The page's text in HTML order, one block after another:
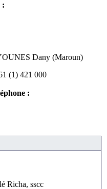
:
Dany (Maroun)
(1) 421 000
:
Richa, sscc